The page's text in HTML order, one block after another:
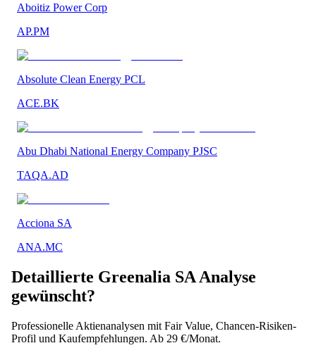
Aboitiz Power Corp
AP.PM
Absolute Clean Energy PCL
ACE.BK
Abu Dhabi National Energy Company PJSC
TAQA.AD
Acciona SA
ANA.MC
Detaillierte Greenalia SA Analyse
gewünscht?
Professionelle Aktienanalysen mit Fair Value, Chancen-Risiken-
Profil und Kaufempfehlungen. Ab 29 €/Monat.